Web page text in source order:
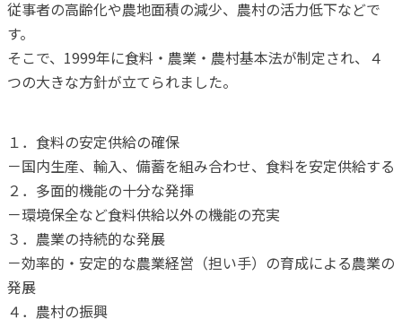
従事者の高齢化や農地面積の減少、農村の活力低下などで
す。
そこで、1999年に食料・農業・農村基本法が制定され、４
つの大きな方針が立てられました。
１．食料の安定供給の確保
－国内生産、輸入、備蓄を組み合わせ、食料を安定供給する
２．多面的機能の十分な発揮
－環境保全など食料供給以外の機能の充実
３．農業の持続的な発展
－効率的・安定的な農業経営（担い手）の育成による農業の
発展
４．農村の振興